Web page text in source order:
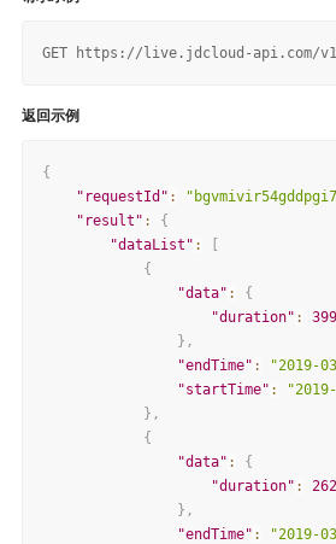
返回示例
{
"requestId" :
"result" :
{
"dataList" :
[
{
"data" :
{
"duration" :
} ,
"endTime" : "2019-
"startTime" :
} ,
{
"data" :
{
"duration" :
} ,
"endTime" : "2019-